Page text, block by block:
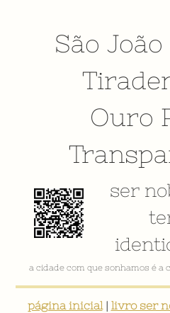
São
Ouro
ser
VÍDEO
página inicial| livro ser